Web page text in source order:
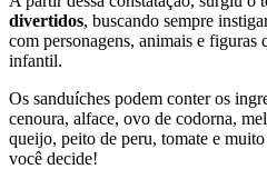
divertidos, buscando sempre
com personagens, animais e figuras
infantil.
Os sanduíches podem conter os
cenoura, alface, ovo de codorna,
queijo, peito de peru, tomate e
você decide!